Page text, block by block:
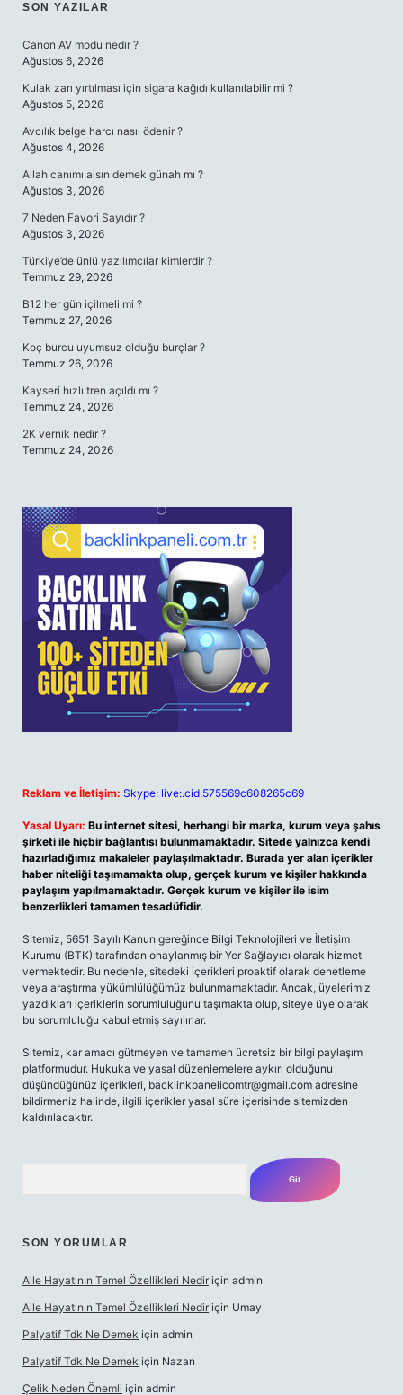
SIDEBAR
SON YAZILAR
Canon AV modu nedir ?
Ağustos 6, 2026
Kulak zarı yırtılması için sigara kağıdı kullanılabilir mi ?
Ağustos 5, 2026
Avcılık belge harcı nasıl ödenir ?
Ağustos 4, 2026
Allah canımı alsın demek günah mı ?
Ağustos 3, 2026
7 Neden Favori Sayıdır ?
Ağustos 3, 2026
Türkiye’de ünlü yazılımcılar kimlerdir ?
Temmuz 29, 2026
B12 her gün içilmeli mi ?
Temmuz 27, 2026
Koç burcu uyumsuz olduğu burçlar ?
Temmuz 26, 2026
Kayseri hızlı tren açıldı mı ?
Temmuz 24, 2026
2K vernik nedir ?
Temmuz 24, 2026
Reklam ve İletişim: Skype: live:.cid.575569c608265c69
Yasal Uyarı: Bu internet sitesi, herhangi bir marka, kurum veya şahıs
şirketi ile hiçbir bağlantısı bulunmamaktadır. Sitede yalnızca kendi
hazırladığımız makaleler paylaşılmaktadır. Burada yer alan içerikler
haber niteliği taşımamakta olup, gerçek kurum ve kişiler hakkında
paylaşım yapılmamaktadır. Gerçek kurum ve kişiler ile isim
benzerlikleri tamamen tesadüfidir.
Sitemiz, 5651 Sayılı Kanun gereğince Bilgi Teknolojileri ve İletişim
Kurumu (BTK) tarafından onaylanmış bir Yer Sağlayıcı olarak hizmet
vermektedir. Bu nedenle, sitedeki içerikleri proaktif olarak denetleme
veya araştırma yükümlülüğümüz bulunmamaktadır. Ancak, üyelerimiz
yazdıkları içeriklerin sorumluluğunu taşımakta olup, siteye üye olarak
bu sorumluluğu kabul etmiş sayılırlar.
Sitemiz, kar amacı gütmeyen ve tamamen ücretsiz bir bilgi paylaşım
platformudur. Hukuka ve yasal düzenlemelere aykırı olduğunu
düşündüğünüz içerikleri, backlinkpanelicomtr@gmail.com adresine
bildirmeniz halinde, ilgili içerikler yasal süre içerisinde sitemizden
kaldırılacaktır.
SON YORUMLAR
Aile Hayatının Temel Özellikleri Nedir için admin
Aile Hayatının Temel Özellikleri Nedir için Umay
Palyatif Tdk Ne Demek için admin
Palyatif Tdk Ne Demek için Nazan
Çelik Neden Önemli için admin